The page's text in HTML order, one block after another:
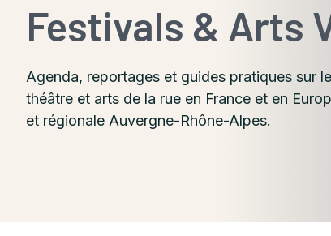
Festivals & Arts
Agenda, reportages et guides pratiques sur
théâtre et arts de la rue en France et en
et régionale Auvergne-Rhône-Alpes.